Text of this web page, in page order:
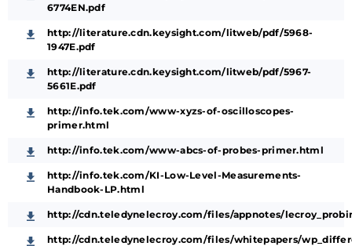
6774EN.pdf
http://literature.cdn.keysight.com/litweb/pdf/5968-
1947E.pdf
http://literature.cdn.keysight.com/litweb/pdf/5967-
5661E.pdf
http://info.tek.com/www-xyzs-of-oscilloscopes-
primer.html
http://info.tek.com/www-abcs-of-probes-primer.html
http://info.tek.com/KI-Low-Level-Measurements-
Handbook-LP.html
http://cdn.teledynelecroy.com/files/appnotes/
http://cdn.teledynelecroy.com/files/whitepapers/